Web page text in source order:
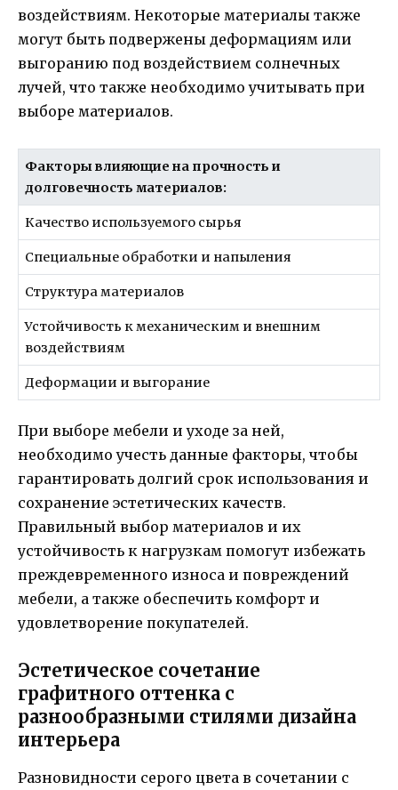
воздействиям. Некоторые материалы также
могут быть подвержены деформациям или
выгоранию под воздействием солнечных
лучей, что также необходимо учитывать при
выборе материалов.
Факторы влияющие на прочность и
долговечность материалов:
Качество используемого сырья
Специальные обработки и напыления
Структура материалов
Устойчивость к механическим и внешним
воздействиям
Деформации и выгорание
При выборе мебели и уходе за ней,
необходимо учесть данные факторы, чтобы
гарантировать долгий срок использования и
сохранение эстетических качеств.
Правильный выбор материалов и их
устойчивость к нагрузкам помогут избежать
преждевременного износа и повреждений
мебели, а также обеспечить комфорт и
удовлетворение покупателей.
Эстетическое сочетание
графитного оттенка с
разнообразными стилями дизайна
интерьера
Разновидности серого цвета в сочетании с